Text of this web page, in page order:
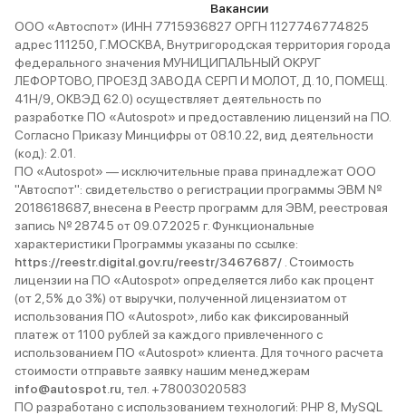
Вакансии
ООО «Автоспот» (ИНН 7715936827 ОРГН 1127746774825
адрес 111250, Г.МОСКВА, Внутригородская территория города
федерального значения МУНИЦИПАЛЬНЫЙ ОКРУГ
ЛЕФОРТОВО, ПРОЕЗД ЗАВОДА СЕРП И МОЛОТ, Д. 10, ПОМЕЩ.
41Н/9, ОКВЭД 62.0) осуществляет деятельность по
разработке ПО «Autospot» и предоставлению лицензий на ПО.
Согласно Приказу Минцифры от 08.10.22, вид деятельности
(код): 2.01.
ПО «Autospot» — исключительные права принадлежат ООО
"Автоспот": свидетельство о регистрации программы ЭВМ №
2018618687, внесена в Реестр программ для ЭВМ, реестровая
запись № 28745 от 09.07.2025 г. Функциональные
характеристики Программы указаны по ссылке:
https://reestr.digital.gov.ru/reestr/3467687/ . Стоимость
лицензии на ПО «Autospot» определяется либо как процент
(от 2,5% до 3%) от выручки, полученной лицензиатом от
использования ПО «Autospot», либо как фиксированный
платеж от 1100 рублей за каждого привлеченного с
использованием ПО «Autospot» клиента. Для точного расчета
стоимости отправьте заявку нашим менеджерам
info@autospot.ru , тел. +78003020583
ПО разработано с использованием технологий: PHP 8, MySQL